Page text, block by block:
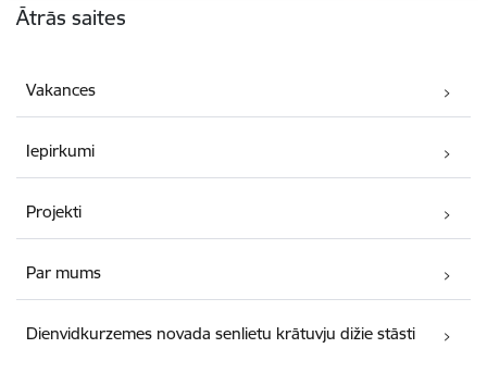
Ātrās saites
Vakances
Iepirkumi
Projekti
Par mums
Dienvidkurzemes novada senlietu krātuvju dižie stāsti